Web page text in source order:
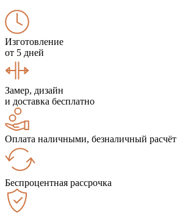
Изготовление
от 5 дней
Замер, дизайн
и доставка бесплатно
Оплата наличными, безналичный расчёт
Беспроцентная рассрочка